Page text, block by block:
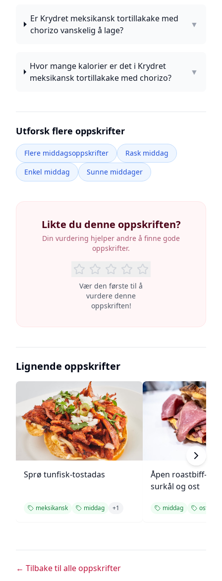
Er Krydret meksikansk tortillakake med
chorizo vanskelig å lage?
▼
Hvor mange kalorier er det i Krydret
meksikansk tortillakake med chorizo?
▼
Utforsk flere oppskrifter
Flere middagsoppskrifter
Rask middag
Enkel middag
Sunne middager
Likte du denne oppskriften?
Din vurdering hjelper andre å finne gode
oppskrifter.
Vær den første til å
vurdere denne
oppskriften!
Lignende oppskrifter
Sprø tunfisk-tostadas
meksikansk middag +1
Åpen roastbiff-
surkål og ost
middag ost
← Tilbake til alle oppskrifter